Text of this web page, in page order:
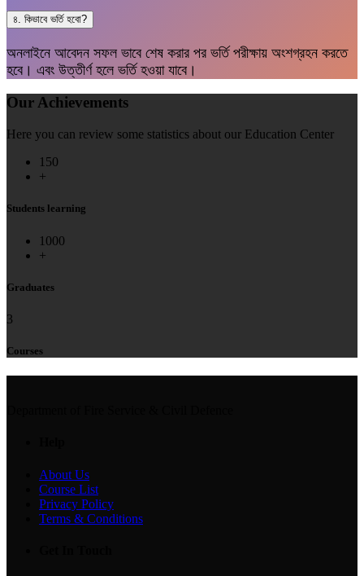
৪. কিভাবে ভর্তি হবো?
অনলাইনে আবেদন সফল ভাবে শেষ করার পর ভর্তি পরীক্ষায় অংশগ্রহন করতে
হবে। এবং উত্তীর্ণ হলে ভর্তি হওয়া যাবে।
Our Achievements
Here you can review some statistics about our Education Center
150
+
Students learning
1000
+
Graduates
3
Courses
About Us
Course List
Privacy Policy
Terms & Conditions